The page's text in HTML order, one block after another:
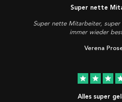
Super nette
Super nette Mitarbeiter,
immer wieder
Verena
star star star
Alles super